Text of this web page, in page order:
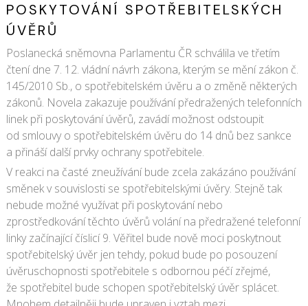
POSKYTOVÁNÍ SPOTŘEBITELSKÝCH
ÚVĚRŮ
Poslanecká sněmovna Parlamentu ČR schválila ve třetím
čtení dne 7. 12. vládní návrh zákona, kterým se mění zákon č.
145/2010 Sb., o spotřebitelském úvěru a o změně některých
zákonů. Novela zakazuje používání předražených telefonních
linek při poskytování úvěrů, zavádí možnost odstoupit
od smlouvy o spotřebitelském úvěru do 14 dnů bez sankce
a přináší další prvky ochrany spotřebitele.
V reakci na časté zneužívání bude zcela zakázáno používání
směnek v souvislosti se spotřebitelskými úvěry. Stejně tak
nebude možné využívat při poskytování nebo
zprostředkování těchto úvěrů volání na předražené telefonní
linky začínající číslicí 9. Věřitel bude nově moci poskytnout
spotřebitelský úvěr jen tehdy, pokud bude po posouzení
úvěruschopnosti spotřebitele s odbornou péčí zřejmé,
že spotřebitel bude schopen spotřebitelský úvěr splácet.